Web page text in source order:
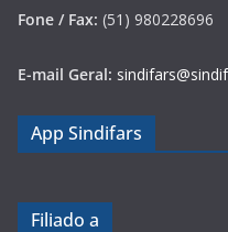
Fone / Fax: (51) 980228696
E-mail Geral:
App Sindifars
Filiado a